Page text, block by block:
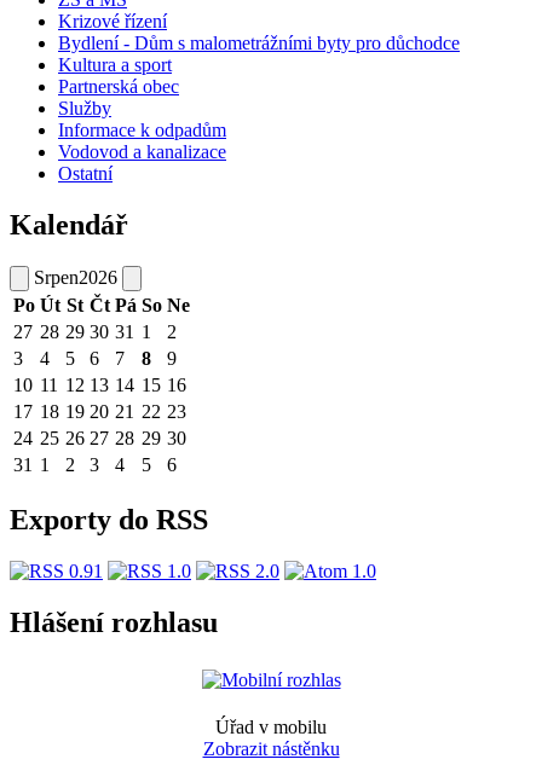
Krizové řízení
Bydlení - Dům s malometrážními byty pro důchodce
Kultura a sport
Partnerská obec
Služby
Informace k odpadům
Vodovod a kanalizace
Ostatní
Kalendář
Srpen2026
Po Út St Čt Pá So Ne
27 28 29 30 31 1
2
3
4 5 6 7 8
9
10 11 12 13 14 15 16
17 18 19 20 21 22 23
24 25 26 27 28 29 30
31 1 2 3 4 5 6
Exporty do RSS
Hlášení rozhlasu
Úřad v mobilu
Zobrazit nástěnku